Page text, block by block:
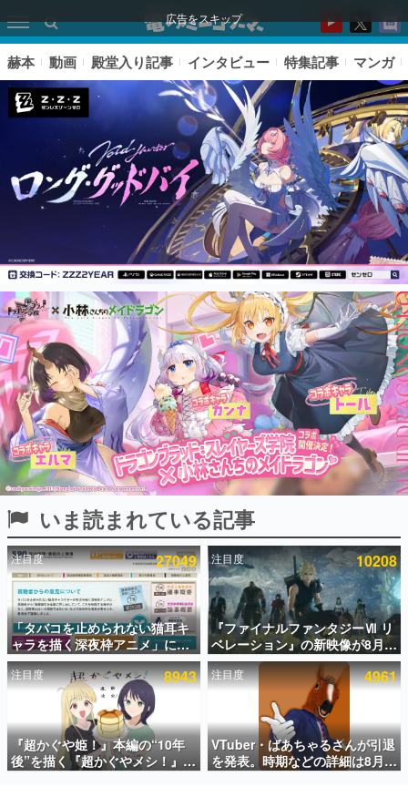
広告をスキップ
ピックアップ
電ファミのいま読まれている記事ランキング
アプリセール情報
インタビュー
連載・特集一覧
殿堂入り記事
SNS拡散数が数千以上！ ページビュー数万以上！ などな
ど。多くの人々に読まれた、電ファミ渾身の“殿堂入り”記
事をまとめました。
ゲームの企画書
名作ゲームクリエイターの方々に製作時のエピソードをお
聞きし、ヒットする企画（ゲーム）とは何か？を探ってい
きます。
赫本
この物語を解いてはいけない。『赫本』は、〈試験問題〉
の形をした短編ホラー小説集です。
新世代に訊く
これからのデジタルゲーム市場を担う若きクリエイター達
の姿を追い、彼らのルーツと情熱を探っていきます。
赫本 動画 殿堂入り記事 インタビュー 特集記事 マンガ
いま読まれている記事
注目度 27049
「タバコを止められない猫耳キ
ャラを描く深夜枠アニメ」に視
聴者の一部から批判意見。違法
薬物の使用と思しき描写も含め
て、BPOが議論を交わす
注目度 10208
『ファイナルファンタジーⅦ リ
ベレーション』の新映像が8月
26日早朝に公開へ。『FF7』リ
メイクシリーズの完結編、
「gamescom」のオープニング
ナイトライブにてディレクター
の浜口直樹氏が登壇する予定
注目度 8943
『超かぐや姫！』本編の“10年
後”を描く『超かぐやメシ！』
Web連載決定。新たなWebマン
注目度 4961
VTuber・ばあちゃるさんが引退
を発表。時期などの詳細は8月9
日15時からの配信で説明